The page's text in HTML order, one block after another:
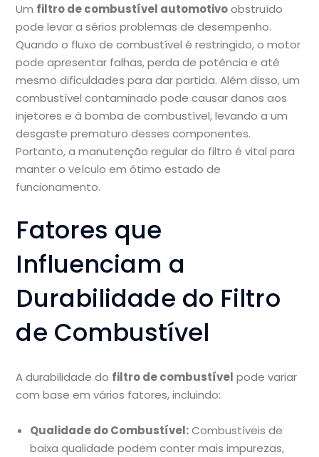
Um filtro de combustível automotivoobstruído
pode levar a sérios problemas de desempenho.
Quando o fluxo de combustível é restringido, o motor
pode apresentar falhas, perda de potência e até
mesmo dificuldades para dar partida. Além disso, um
combustível contaminado pode causar danos aos
injetores e à bomba de combustível, levando a um
desgaste prematuro desses componentes.
Portanto, a manutenção regular do filtro é vital para
manter o veículo em ótimo estado de
funcionamento.
Fatores que
Influenciam a
Durabilidade do Filtro
de Combustível
A durabilidade do filtro de combustível pode variar
com base em vários fatores, incluindo:
Qualidade do Combustível:Combustíveis de
baixa qualidade podem conter mais impurezas,